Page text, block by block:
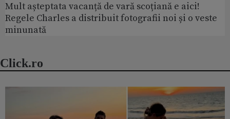
Mult așteptata vacanță de vară scoțiană e aici!
Regele Charles a distribuit fotografii noi și o veste
minunată
Click.ro